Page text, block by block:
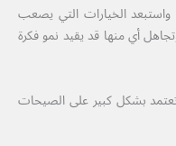
واستبعد الخيارات التي يصعب
أي منها قد يقيد نمو فكرة
تعتمد بشكل كبير على الصيحات